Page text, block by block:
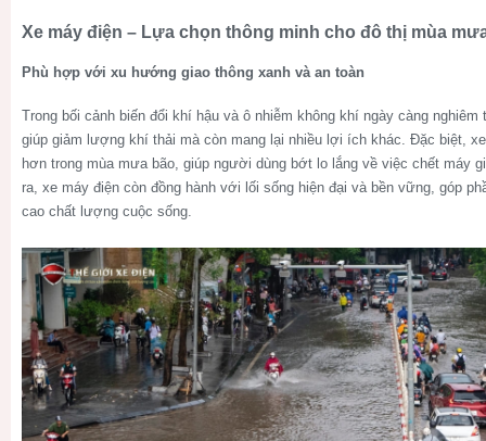
Xe máy điện – Lựa chọn thông minh cho đô thị mùa
Phù hợp với xu hướng giao thông xanh và an toàn
Trong bối cảnh biến đổi khí hậu và ô nhiễm không khí ngày càng nghiêm
giúp giảm lượng khí thải mà còn mang lại nhiều lợi ích khác. Đặc biệt,
hơn trong mùa mưa bão, giúp người dùng bớt lo lắng về việc chết máy
ra, xe máy điện còn đồng hành với lối sống hiện đại và bền vững, góp
cao chất lượng cuộc sống.